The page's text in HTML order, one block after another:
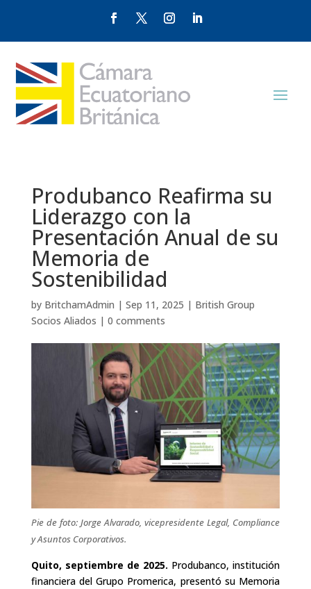
Produbanco Reafirma su
Liderazgo con la
Presentación Anual de su
Memoria de
Sostenibilidad
by BritchamAdmin | Sep 11, 2025 | British Group
Socios Aliados | 0 comments
Pie de foto: Jorge Alvarado, vicepresidente Legal, Compliance
y Asuntos Corporativos.
Quito, septiembre de 2025. Produbanco, institución
financiera del Grupo Promerica, presentó su Memoria